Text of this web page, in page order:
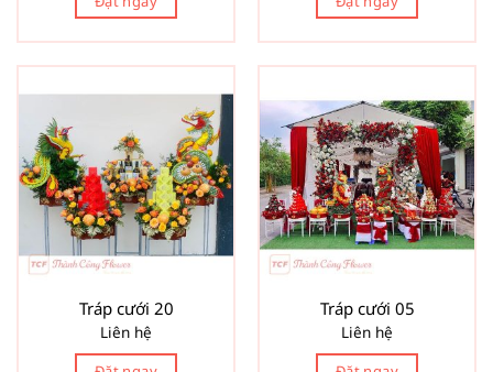
Tráp cưới 20
Liên hệ
Tráp cưới 05
Liên hệ